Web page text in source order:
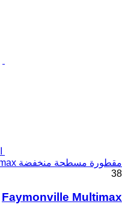
مقطورة مسطحة منخفضة Faymonville Multimax
38
Faymonville Multimax